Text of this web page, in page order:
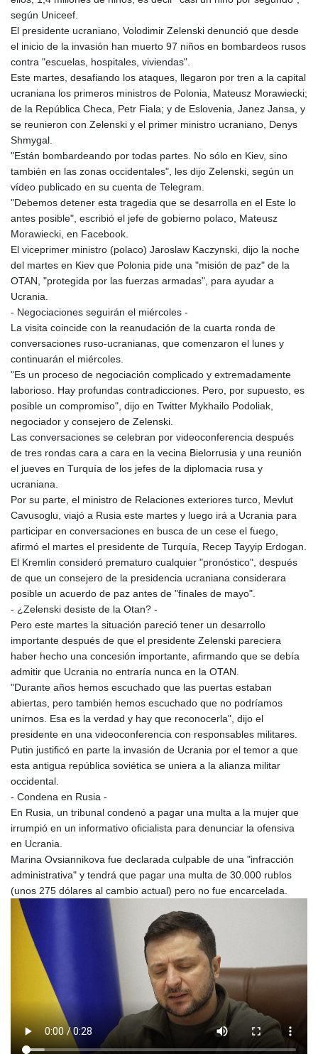
según Uniceef.
El presidente ucraniano, Volodimir Zelenski denunció que desde
el inicio de la invasión han muerto 97 niños en bombardeos rusos
contra "escuelas, hospitales, viviendas".
Este martes, desafiando los ataques, llegaron por tren a la capital
ucraniana los primeros ministros de Polonia, Mateusz Morawiecki;
de la República Checa, Petr Fiala; y de Eslovenia, Janez Jansa, y
se reunieron con Zelenski y el primer ministro ucraniano, Denys
Shmygal.
"Están bombardeando por todas partes. No sólo en Kiev, sino
también en las zonas occidentales", les dijo Zelenski, según un
vídeo publicado en su cuenta de Telegram.
"Debemos detener esta tragedia que se desarrolla en el Este lo
antes posible", escribió el jefe de gobierno polaco, Mateusz
Morawiecki, en Facebook.
El viceprimer ministro (polaco) Jaroslaw Kaczynski, dijo la noche
del martes en Kiev que Polonia pide una "misión de paz" de la
OTAN, "protegida por las fuerzas armadas", para ayudar a
Ucrania.
- Negociaciones seguirán el miércoles -
La visita coincide con la reanudación de la cuarta ronda de
conversaciones ruso-ucranianas, que comenzaron el lunes y
continuarán el miércoles.
"Es un proceso de negociación complicado y extremadamente
laborioso. Hay profundas contradicciones. Pero, por supuesto, es
posible un compromiso", dijo en Twitter Mykhailo Podoliak,
negociador y consejero de Zelenski.
Las conversaciones se celebran por videoconferencia después
de tres rondas cara a cara en la vecina Bielorrusia y una reunión
el jueves en Turquía de los jefes de la diplomacia rusa y
ucraniana.
Por su parte, el ministro de Relaciones exteriores turco, Mevlut
Cavusoglu, viajó a Rusia este martes y luego irá a Ucrania para
participar en conversaciones en busca de un cese el fuego,
afirmó el martes el presidente de Turquía, Recep Tayyip Erdogan.
El Kremlin consideró prematuro cualquier "pronóstico", después
de que un consejero de la presidencia ucraniana considerara
posible un acuerdo de paz antes de "finales de mayo".
- ¿Zelenski desiste de la Otan? -
Pero este martes la situación pareció tener un desarrollo
importante después de que el presidente Zelenski pareciera
haber hecho una concesión importante, afirmando que se debía
admitir que Ucrania no entraría nunca en la OTAN.
"Durante años hemos escuchado que las puertas estaban
abiertas, pero también hemos escuchado que no podríamos
unirnos. Esa es la verdad y hay que reconocerla", dijo el
presidente en una videoconferencia con responsables militares.
Putin justificó en parte la invasión de Ucrania por el temor a que
esta antigua república soviética se uniera a la alianza militar
occidental.
- Condena en Rusia -
En Rusia, un tribunal condenó a pagar una multa a la mujer que
irrumpió en un informativo oficialista para denunciar la ofensiva
en Ucrania.
Marina Ovsiannikova fue declarada culpable de una "infracción
administrativa" y tendrá que pagar una multa de 30.000 rublos
(unos 275 dólares al cambio actual) pero no fue encarcelada.